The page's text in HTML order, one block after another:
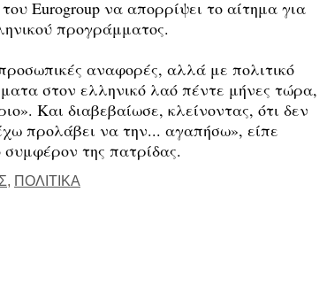
Eurogroup να απορρίψει το αίτημα για
προγράμματος.
αναφορές, αλλά με πολιτικό
στον ελληνικό λαό πέντε μήνες τώρα,
Και διαβεβαίωσε, κλείνοντας, ότι δεν
προλάβει να την... αγαπήσω», είπε
της πατρίδας.
, ΠΟΛΙΤΙΚΑ